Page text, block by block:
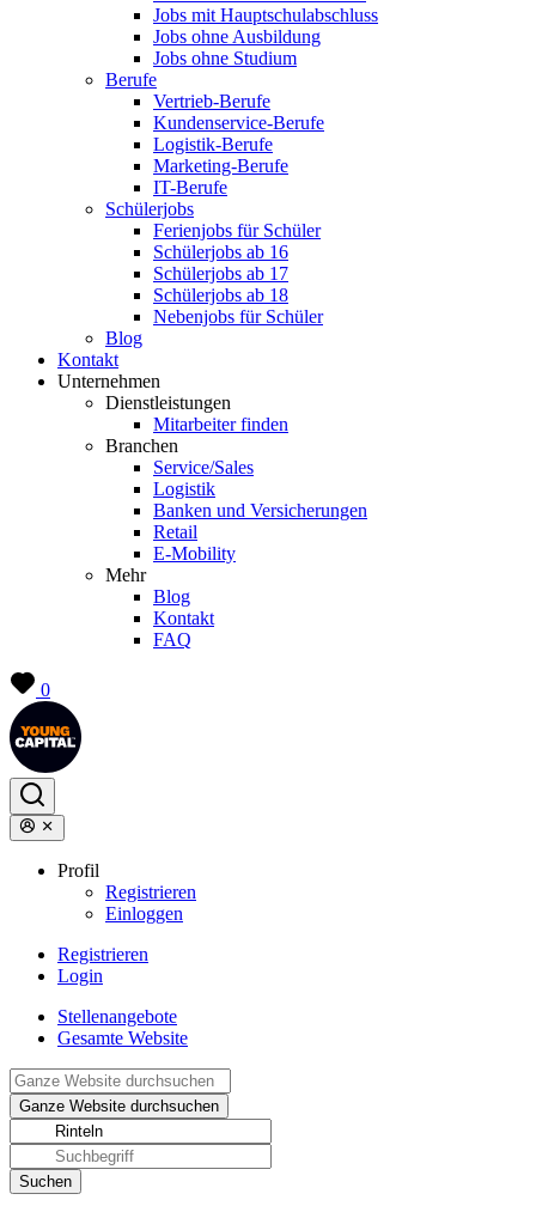
Jobs mit Hauptschulabschluss
Jobs ohne Ausbildung
Jobs ohne Studium
Berufe
Vertrieb-Berufe
Kundenservice-Berufe
Logistik-Berufe
Marketing-Berufe
IT-Berufe
Schülerjobs
Ferienjobs für Schüler
Schülerjobs ab 16
Schülerjobs ab 17
Schülerjobs ab 18
Nebenjobs für Schüler
Blog
Kontakt
Unternehmen
Dienstleistungen
Mitarbeiter finden
Branchen
Service/Sales
Logistik
Banken und Versicherungen
Retail
E-Mobility
Mehr
Blog
Kontakt
FAQ
0
Profil
Registrieren
Einloggen
Registrieren
Login
Stellenangebote
Gesamte Website